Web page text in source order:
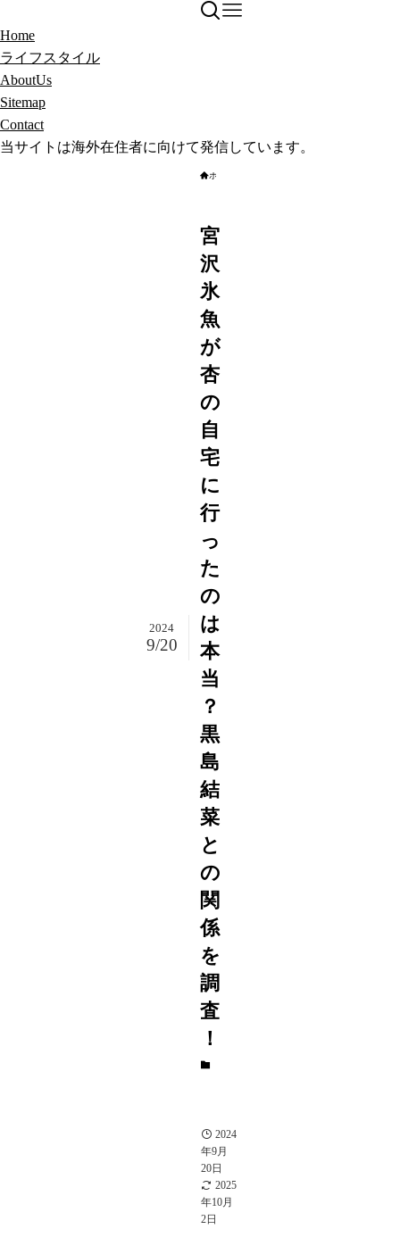
Home
ライフスタイル
AboutUs
Sitemap
Contact
当サイトは海外在住者に向けて発信しています。
ホーム
宮
沢
氷
魚
が
杏
の
自
宅
に
行
っ
た
の
は
本
当
？
黒
島
結
菜
と
の
関
係
を
調
査
！
2024
9/20
2024
年9月
20日
2025
年10月
2日